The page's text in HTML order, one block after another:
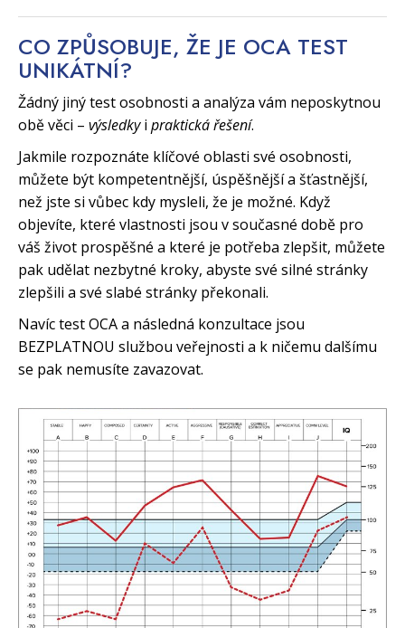
CO ZPŮSOBUJE, ŽE JE OCA TEST
UNIKÁTNÍ?
Žádný jiný test osobnosti a analýza vám neposkytnou
obě věci – výsledkyi praktická řešení.
Jakmile rozpoznáte klíčové oblasti své osobnosti,
můžete být kompetentnější, úspěšnější a šťastnější,
než jste si vůbec kdy mysleli, že je možné. Když
objevíte, které vlastnosti jsou v současné době pro
váš život prospěšné a které je potřeba zlepšit, můžete
pak udělat nezbytné kroky, abyste své silné stránky
zlepšili a své slabé stránky překonali.
Navíc test OCA a následná konzultace jsou
BEZPLATNOU službou veřejnosti a k ničemu dalšímu
se pak nemusíte zavazovat.